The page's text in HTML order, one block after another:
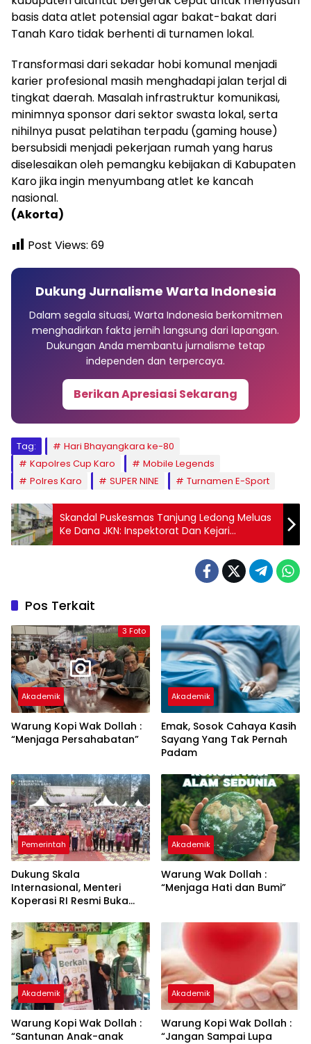
basis data atlet potensial agar bakat-bakat dari
Tanah Karo tidak berhenti di turnamen lokal.
Transformasi dari sekadar hobi komunal menjadi
karier profesional masih menghadapi jalan terjal di
tingkat daerah. Masalah infrastruktur komunikasi,
minimnya sponsor dari sektor swasta lokal, serta
nihilnya pusat pelatihan terpadu (gaming house)
bersubsidi menjadi pekerjaan rumah yang harus
diselesaikan oleh pemangku kebijakan di Kabupaten
Karo jika ingin menyumbang atlet ke kancah
nasional.
(Akorta)
Post Views: 69
Dukung Jurnalisme Warta Indonesia
Dalam segala situasi, Warta Indonesia berkomitmen
menghadirkan fakta jernih langsung dari lapangan.
Dukungan Anda membantu jurnalisme tetap
independen dan terpercaya.
Berikan Apresiasi Sekarang
Tag:
Hari Bhayangkara ke-80
Kapolres Cup Karo
Mobile Legends
Polres Karo
SUPER NINE Turnamen E-Sport
Skandal Puskesmas Tanjung Ledong Meluas
Ke Dana JKN: Inspektorat Dan Kejari
Labuhanbatu Didesak Gelar Audit
Pos Terkait
3 Foto
Akademik
Warung Kopi Wak Dollah :
“Menjaga Persahabatan”
Akademik
Emak, Sosok Cahaya Kasih
Sayang Yang Tak Pernah
Padam
Pemerintah
Dukung Skala
Internasional, Menteri
Koperasi RI Resmi Buka
Karo 2026
Akademik
Warung Wak Dollah :
“Menjaga Hati dan Bumi”
Akademik
Warung Kopi Wak Dollah :
“Santunan Anak-anak
Akademik
Warung Kopi Wak Dollah :
“Jangan Sampai Lupa